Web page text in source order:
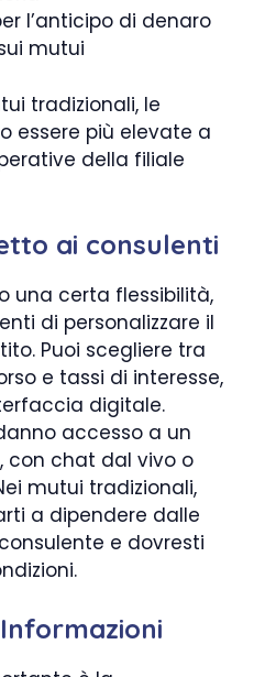
l’anticipo di denaro
mutui
tradizionali, le
essere più elevate a
della filiale
ai consulenti
una certa flessibilità,
di personalizzare il
Puoi scegliere tra
e tassi di interesse,
digitale.
accesso a un
con chat dal vivo o
mutui tradizionali,
a dipendere dalle
e dovresti